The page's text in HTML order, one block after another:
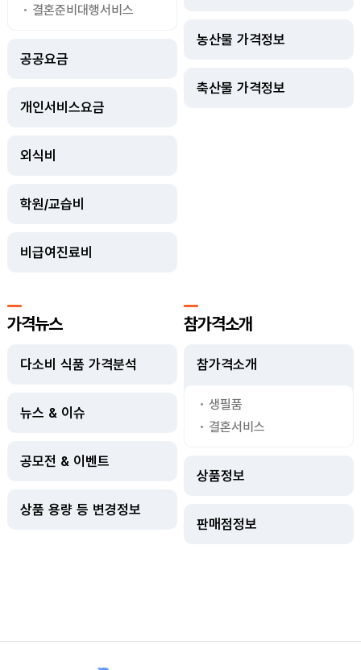
결혼준비대행서비스
공공요금
개인서비스요금
외식비
학원/교습비
비급여진료비
농산물 가격정보
축산물 가격정보
가격뉴스
다소비 식품 가격분석
뉴스 & 이슈
공모전 & 이벤트
상품 용량 등 변경정보
참가격소개
참가격소개
생필품
결혼서비스
상품정보
판매점정보